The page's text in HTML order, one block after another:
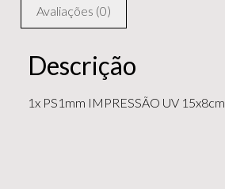
Avaliações (0)
Descrição
1x PS1mm IMPRESSÃO UV 15x8cm